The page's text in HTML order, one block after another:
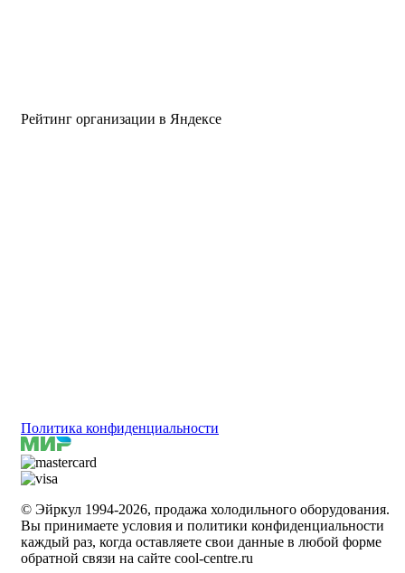
Рейтинг организации в Яндексе
Политика конфиденциальности
© Эйркул 1994-2026, продажа холодильного оборудования.
Вы принимаете условия и политики конфиденциальности
каждый раз, когда оставляете свои данные в любой форме
обратной связи на сайте cool-centre.ru